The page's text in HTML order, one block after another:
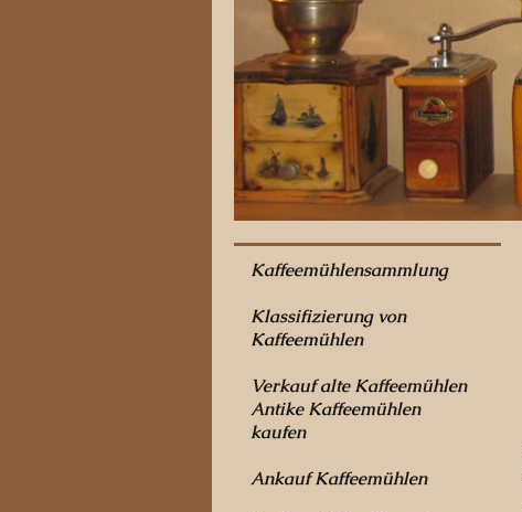
Kaffeemühlensammlung
Klassifizierung von
Kaffeemühlen
Verkauf alte Kaffeemühlen
Antike Kaffeemühlen
kaufen
Ankauf Kaffeemühlen